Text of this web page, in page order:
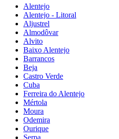
Alentejo
Alentejo - Litoral
Aljustrel
Almodôvar
Alvito
Baixo Alentejo
Barrancos
Beja
Castro Verde
Cuba
Ferreira do Alentejo
Mértola
Moura
Odemira
Ourique